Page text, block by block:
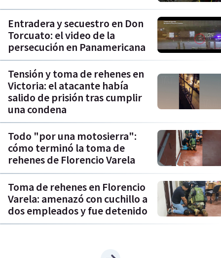
Entradera y secuestro en Don
Torcuato: el video de la
persecución en Panamericana
Tensión y toma de rehenes en
Victoria: el atacante había
salido de prisión tras cumplir
una condena
Todo "por una motosierra":
cómo terminó la toma de
rehenes de Florencio Varela
Toma de rehenes en Florencio
Varela: amenazó con cuchillo a
dos empleados y fue detenido